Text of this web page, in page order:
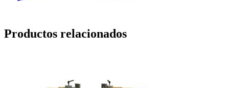
Productos relacionados